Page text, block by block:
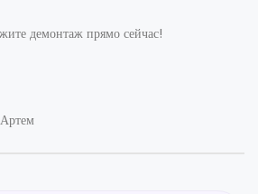
демонтаж прямо сейчас!